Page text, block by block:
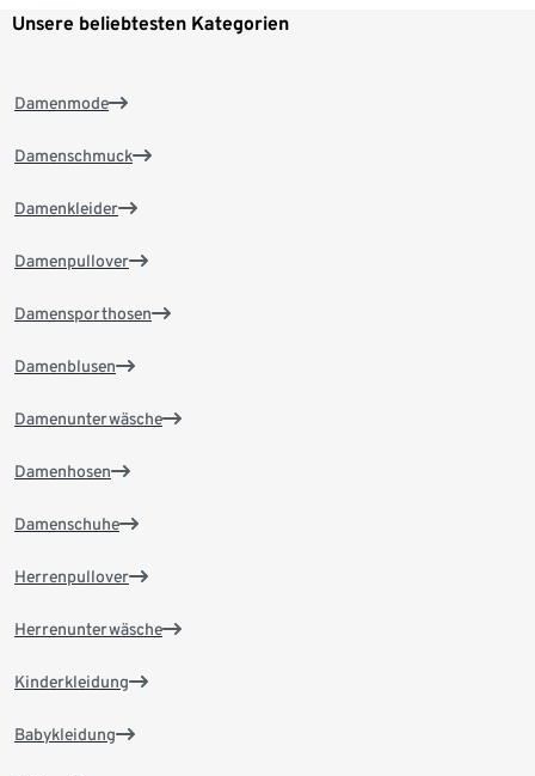
Unsere beliebtesten Kategorien
Damenmode
Damenschmuck
Damenkleider
Damenpullover
Damensporthosen
Damenblusen
Damenunterwäsche
Damenhosen
Damenschuhe
Herrenpullover
Herrenunterwäsche
Kinderkleidung
Babykleidung